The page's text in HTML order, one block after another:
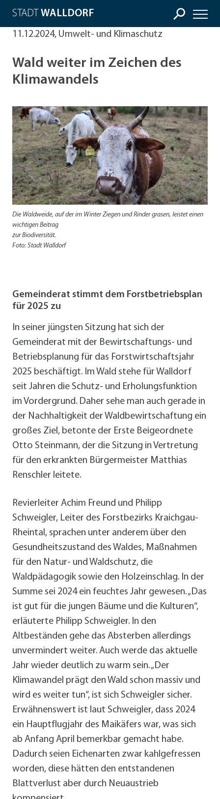
STADT WALLDORF
11.12.2024, Umwelt- und Klimaschutz
Wald weiter im Zeichen des
Klimawandels
Die Waldweide, auf der im Winter Ziegen und Rinder grasen, leistet einen
wichtigen Beitrag
zur Biodiversität.
Foto: Stadt Walldorf
Gemeinderat stimmt dem Forstbetriebsplan
für 2025 zu
In seiner jüngsten Sitzung hat sich der
Gemeinderat mit der Bewirtschaftungs- und
Betriebsplanung für das Forstwirtschaftsjahr
2025 beschäftigt. Im Wald stehe für Walldorf
seit Jahren die Schutz- und Erholungsfunktion
im Vordergrund. Daher sehe man auch gerade in
der Nachhaltigkeit der Waldbewirtschaftung ein
großes Ziel, betonte der Erste Beigeordnete
Otto Steinmann, der die Sitzung in Vertretung
für den erkrankten Bürgermeister Matthias
Renschler leitete.
Revierleiter Achim Freund und Philipp
Schweigler, Leiter des Forstbezirks Kraichgau-
Rheintal, sprachen unter anderem über den
Gesundheitszustand des Waldes, Maßnahmen
für den Natur- und Waldschutz, die
Waldpädagogik sowie den Holzeinschlag. In der
Summe sei 2024 ein feuchtes Jahr gewesen. „Das
ist gut für die jungen Bäume und die Kulturen“,
erläuterte Philipp Schweigler. In den
Altbeständen gehe das Absterben allerdings
unvermindert weiter. Auch werde das aktuelle
Jahr wieder deutlich zu warm sein. „Der
Klimawandel prägt den Wald schon massiv und
wird es weiter tun“, ist sich Schweigler sicher.
Erwähnenswert ist laut Schweigler, dass 2024
ein Hauptflugjahr des Maikäfers war, was sich
ab Anfang April bemerkbar gemacht habe.
Dadurch seien Eichenarten zwar kahlgefressen
worden, diese hätten den entstandenen
Blattverlust aber durch Neuaustrieb